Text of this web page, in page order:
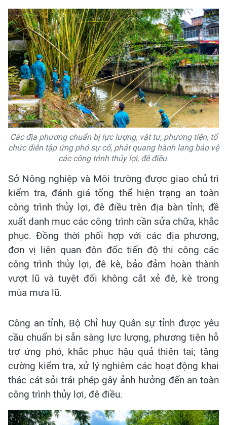
Các địa phương chuẩn bị lực lượng, vật tư, phương tiện, tổ
chức diễn tập ứng phó sự cố, phát quang hành lang bảo vệ
các công trình thủy lợi, đê điều.
Sở Nông nghiệp và Môi trường được giao chủ trì
kiểm tra, đánh giá tổng thể hiện trạng an toàn
công trình thủy lợi, đê điều trên địa bàn tỉnh; đề
xuất danh mục các công trình cần sửa chữa, khắc
phục. Đồng thời phối hợp với các địa phương,
đơn vị liên quan đôn đốc tiến độ thi công các
công trình thủy lợi, đê kè, bảo đảm hoàn thành
vượt lũ và tuyệt đối không cắt xẻ đê, kè trong
mùa mưa lũ.
Công an tỉnh, Bộ Chỉ huy Quân sự tỉnh được yêu
cầu chuẩn bị sẵn sàng lực lượng, phương tiện hỗ
trợ ứng phó, khắc phục hậu quả thiên tai; tăng
cường kiểm tra, xử lý nghiêm các hoạt động khai
thác cát sỏi trái phép gây ảnh hưởng đến an toàn
công trình thủy lợi, đê điều.